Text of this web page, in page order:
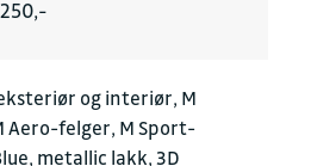
og interiør, M
Aero-felger, M Sport-
metallic lakk, 3D